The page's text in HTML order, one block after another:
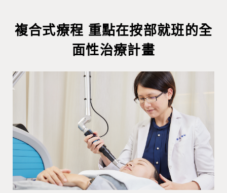
複合式療程 重點在按部就班的全
面性治療計畫